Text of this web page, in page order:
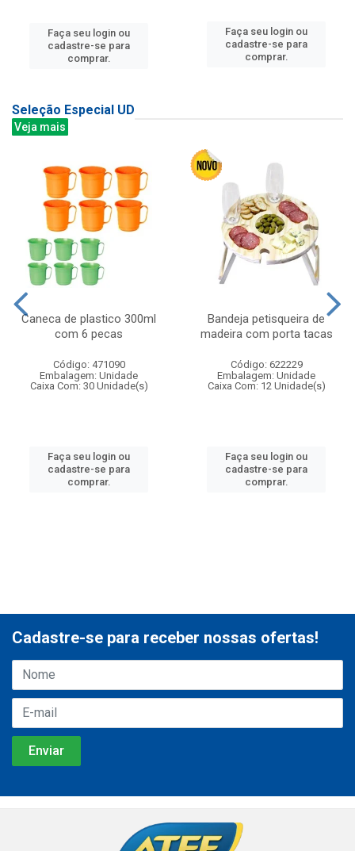
Faça seu login ou
cadastre-se para
comprar.
Faça seu login ou
cadastre-se para
comprar.
Seleção Especial UD
Veja mais
Caneca de plastico 300ml
com 6 pecas
Código: 471090
Embalagem: Unidade
Caixa Com: 30 Unidade(s)
Faça seu login ou
cadastre-se para
comprar.
Bandeja petisqueira de
madeira com porta tacas
Código: 622229
Embalagem: Unidade
Caixa Com: 12 Unidade(s)
Faça seu login ou
cadastre-se para
comprar.
Cadastre-se para receber nossas ofertas!